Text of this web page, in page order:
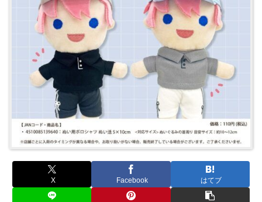
X Facebook はてブ